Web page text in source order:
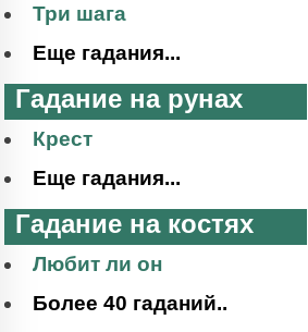
Три шага
Еще гадания...
Гадание на рунах
Крест
Еще гадания...
Гадание на костях
Любит ли он
Более 40 гаданий..